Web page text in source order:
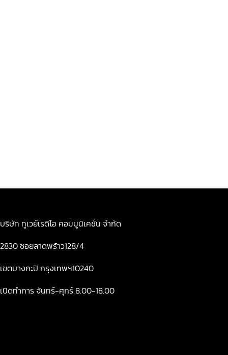
บริษัท ทูเวย์เรดิโอ คอมมูนิเคชั่น จำกัด
2830 ซอยลาดพร้าว128/4
เขตบางกะปิ กรุงเทพฯ10240
เปิดทำการ จันทร์-ศุกร์ 8.00-18.00